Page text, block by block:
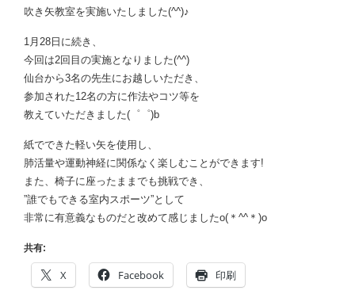
吹き矢教室を実施いたしました(^^)♪
1月28日に続き、
今回は2回目の実施となりました(^^)
仙台から3名の先生にお越しいただき、
参加された12名の方に作法やコツ等を
教えていただきました(゜゜)b
紙でできた軽い矢を使用し、
肺活量や運動神経に関係なく楽しむことができます!
また、椅子に座ったままでも挑戦でき、
”誰でもできる室内スポーツ”として
非常に有意義なものだと改めて感じましたo(＊^^＊)o
共有:
X Facebook 印刷